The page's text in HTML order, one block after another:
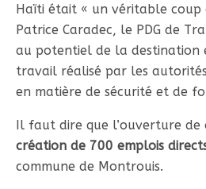
Haïti était « un véritable
Patrice Caradec, le PDG de
au potentiel de la destination
travail réalisé par les
en matière de sécurité et de
Il faut dire que l’ouverture de
création de 700 emplois
commune de Montrouis.